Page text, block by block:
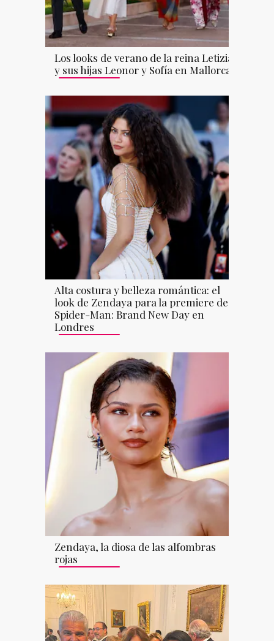
Los looks de verano de la reina Letizia
y sus hijas Leonor y Sofía en Mallorca
Alta costura y belleza romántica: el
look de Zendaya para la premiere de
Spider-Man: Brand New Day en
Londres
Zendaya, la diosa de las alfombras
rojas